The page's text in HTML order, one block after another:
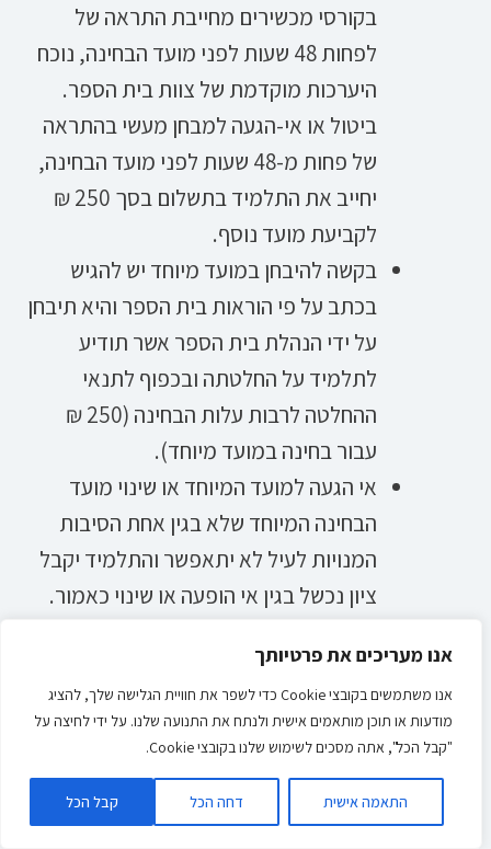
אנו מעריכים את פרטיותך
אנו משתמשים בקובצי Cookie כדי לשפר את חוויית הגלישה שלך, להציג
מודעות או תוכן מותאמים אישית ולנתח את התנועה שלנו. על ידי לחיצה על
"קבל הכל", אתה מסכים לשימוש שלנו בקובצי Cookie.
התאמה אישית דחה הכל קבל הכל
בקורסי מכשירים מחייבת התראה של
לפחות 48 שעות לפני מועד הבחינה, נוכח
היערכות מוקדמת של צוות בית הספר.
ביטול או אי-הגעה למבחן מעשי בהתראה
של פחות מ-48 שעות לפני מועד הבחינה,
יחייב את התלמיד בתשלום בסך 250 ₪
לקביעת מועד נוסף.
בקשה להיבחן במועד מיוחד יש להגיש
בכתב על פי הוראות בית הספר והיא תיבחן
על ידי הנהלת בית הספר אשר תודיע
לתלמיד על החלטתה ובכפוף לתנאי
ההחלטה לרבות עלות הבחינה (250 ₪
עבור בחינה במועד מיוחד).
אי הגעה למועד המיוחד או שינוי מועד
הבחינה המיוחד שלא בגין אחת הסיבות
המנויות לעיל לא יתאפשר והתלמיד יקבל
ציון נכשל בגין אי הופעה או שינוי כאמור.
למבחן במועד מיוחד.
מבחנים במועד מיוחד יתקיימו במקצועות
עיוניים ומעשיים בכפוף לתנאים לעיל.
תלמיד אשר נכשל פעמיים בבחינה יהיה
חייב ללמוד את המקצוע פעם נוספת